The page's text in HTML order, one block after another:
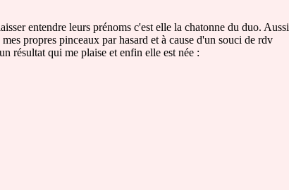
entendre leurs prénoms c'est elle la chatonne du duo. Aussi
propres pinceaux par hasard et à cause d'un souci de rdv
résultat qui me plaise et enfin elle est née :